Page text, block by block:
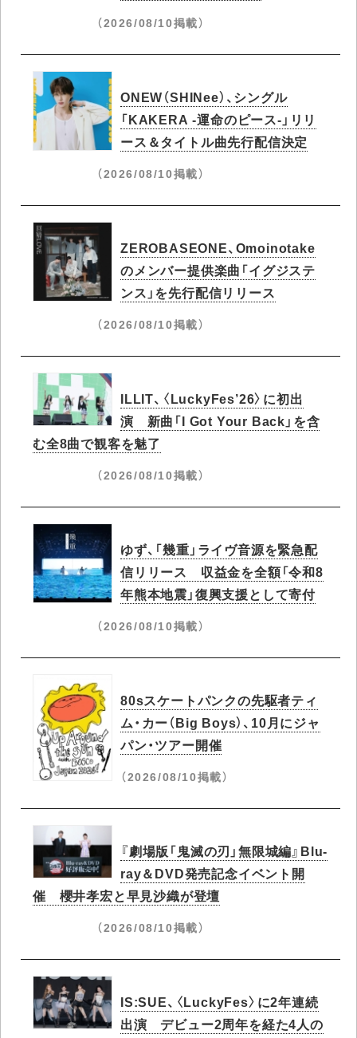
（2026/08/10掲載）
ONEW（SHINee）、シングル
「KAKERA -運命のピース-」リリ
ース＆タイトル曲先行配信決定
（2026/08/10掲載）
ZEROBASEONE、Omoinotake
のメンバー提供楽曲「イグジステ
ンス」を先行配信リリース
（2026/08/10掲載）
ILLIT、〈LuckyFes’26〉に初出
演 新曲「I Got Your Back」を含
む全8曲で観客を魅了
（2026/08/10掲載）
ゆず、「幾重」ライヴ音源を緊急配
信リリース 収益金を全額「令和8
年熊本地震」復興支援として寄付
（2026/08/10掲載）
80sスケートパンクの先駆者ティ
ム・カー（Big Boys）、10月にジャ
パン・ツアー開催
（2026/08/10掲載）
『劇場版「鬼滅の刃」無限城編』Blu-
ray＆DVD発売記念イベント開
催 櫻井孝宏と早見沙織が登壇
（2026/08/10掲載）
IS:SUE、〈LuckyFes〉に2年連続
出演 デビュー2周年を経た4人の